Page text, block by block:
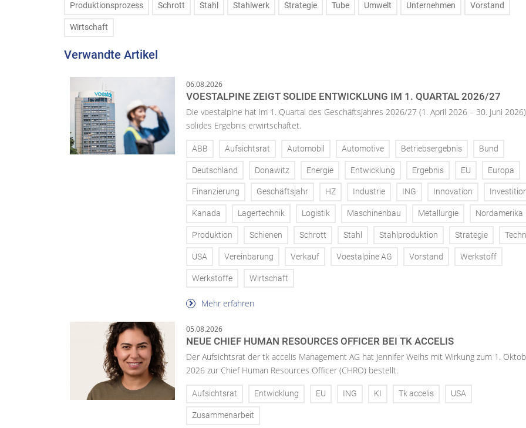
Produktionsprozess Schrott Stahl Stahlwerk Strategie Tube Umwelt Unternehmen Vorstand
Wirtschaft
Verwandte Artikel
06.08.2026
VOESTALPINE ZEIGT SOLIDE ENTWICKLUNG IM 1. QUARTAL 2026/27
Die voestalpine hat im 1. Quartal des Geschäftsjahres 2026/27 (1. April 2026 – 30. Juni
solides Ergebnis erwirtschaftet.
ABB Aufsichtsrat Automobil Automotive Betriebsergebnis Bund
Deutschland Donawitz Energie Entwicklung Ergebnis EU Europa
Finanzierung Geschäftsjahr HZ Industrie ING Innovation
Kanada Lagertechnik Logistik Maschinenbau Metallurgie Nordamerika
Produktion Schienen Schrott Stahl Stahlproduktion Strategie
USA Vereinbarung Verkauf Voestalpine AG Vorstand Werkstoff
Werkstoffe Wirtschaft
Mehr erfahren
05.08.2026
NEUE CHIEF HUMAN RESOURCES OFFICER BEI TK ACCELIS
Der Aufsichtsrat der tk accelis Management AG hat Jennifer Weihs mit Wirkung zum 1.
2026 zur Chief Human Resources Officer (CHRO) bestellt.
Aufsichtsrat Entwicklung EU ING KI Tk accelis USA
Zusammenarbeit